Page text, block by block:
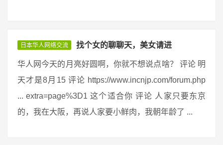
日本华人网络交流 找个女的聊聊天，美女请进
华人网今天的月亮好圆啊，你就不想说点啥？ 评论 明
天才是8月15 评论 https://www.incnjp.com/forum.php
... extra=page%3D1 这个适合你 评论 人家只要东京
的，我在大阪，再说人家要小鲜肉，我朝年龄了 ...